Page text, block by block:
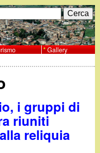
Gallery
i gruppi di
riuniti
reliquia